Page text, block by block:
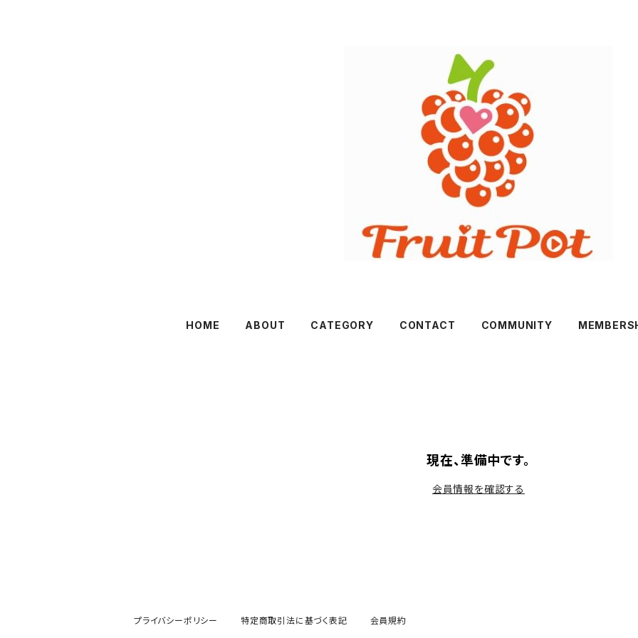
HOME ABOUT CATEGORY CONTACT COMMUNITY
現在、準備中です。
会員情報を確認する
プライバシーポリシー 特定商取引法に基づく表記 会員規約